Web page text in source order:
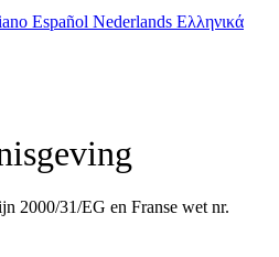
Español Nederlands Ελληνικά
2000/31/EG en Franse wet nr.